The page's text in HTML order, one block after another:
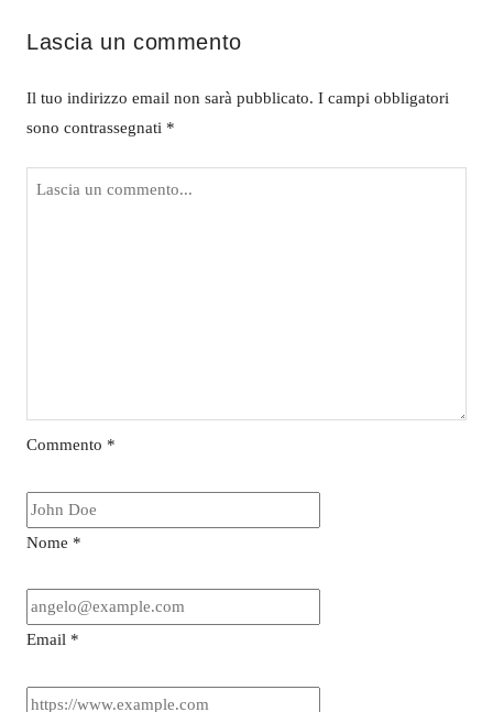
Lascia un commento
Il tuo indirizzo email non sarà pubblicato. I campi obbligatori
sono contrassegnati *
Commento *
Nome *
Email *